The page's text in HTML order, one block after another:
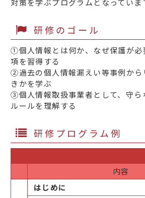
対策を学ぶプログラムとなっていま
研修のゴール
①個人情報とは何か、なぜ保護が必
項を習得する
②過去の個人情報漏えい等事例から
きかを学ぶ
③個人情報取扱事業者として、守ら
ルールを理解する
研修プログラム例
内容
はじめに